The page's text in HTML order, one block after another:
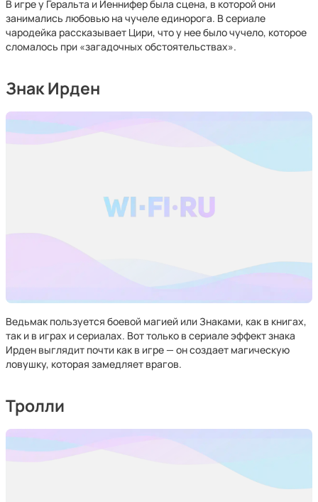
В игре у Геральта и Йеннифер была сцена, в которой они
занимались любовью на чучеле единорога. В сериале
чародейка рассказывает Цири, что у нее было чучело, которое
сломалось при «загадочных обстоятельствах».
Знак Ирден
Ведьмак пользуется боевой магией или Знаками, как в книгах,
так и в играх и сериалах. Вот только в сериале эффект знака
Ирден выглядит почти как в игре — он создает магическую
ловушку, которая замедляет врагов.
Тролли